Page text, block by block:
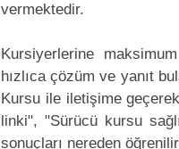
vermektedir.
Kursiyerlerine
hızlıca çözüm ve yanıt
Kursu ile iletişime
linki", "Sürücü kursu
sonuçları nereden